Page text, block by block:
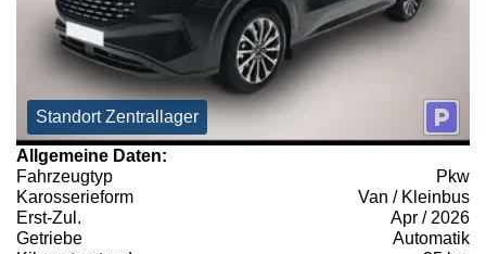
Standort Zentrallager
Allgemeine Daten:
Fahrzeugtyp
Pkw
Karosserieform
Van / Kleinbus
Erst-Zul.
Apr / 2026
Getriebe
Automatik